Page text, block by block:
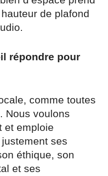
de plafond
répondre pour
comme toutes
Nous voulons
et emploie
ses
éthique, son
et ses